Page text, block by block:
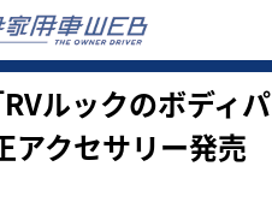
ルックのボディパ
アクセサリー発売